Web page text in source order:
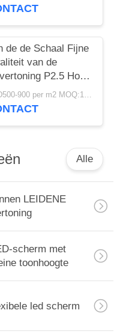
de de Hoge
de de Schaal Fijne
van de
P2.5 Hoge
Zachte de
Lage Macht
USD500-900 per m2 MOQ:1 m²
Alle
LEIDENE
scherm met
toonhoogte
led scherm